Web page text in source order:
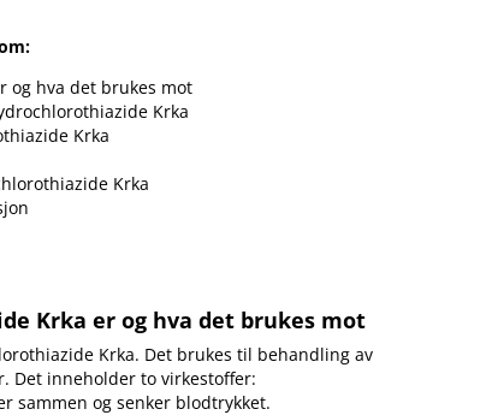
og hva det brukes mot
Krka
Krka
Krka
Krka er og hva det brukes mot
Krka. Det brukes til behandling av
Det inneholder to virkestoffer:
sammen og senker blodtrykket.